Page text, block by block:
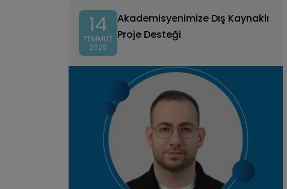
14
TEMMUZ
2026
Akademisyenimize Dış Kaynaklı
Proje Desteği